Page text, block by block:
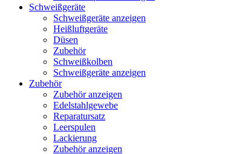
Schweißgeräte
Schweißgeräte anzeigen
Heißluftgeräte
Düsen
Zubehör
Schweißkolben
Schweißgeräte anzeigen
Zubehör
Zubehör anzeigen
Edelstahlgewebe
Reparatursatz
Leerspulen
Lackierung
Zubehör anzeigen